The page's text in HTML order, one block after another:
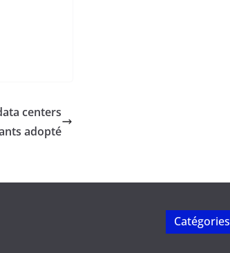
centers
adopté
Catégories